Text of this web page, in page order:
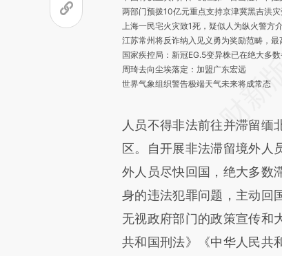
周琦去向尘埃落定：加盟广东宏远
世界气象组织警告极端天气未来将成常态
人员不得非法前往并滞留缅
区。自开展非法滞留境外人
外人员尽快回国，绝大多数
身的违法犯罪问题，主动回
无视政府部门的政策宣传和
共和国刑法》《中华人民共